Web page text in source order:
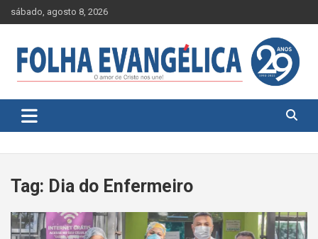
Skip
to
sábado, agosto 8, 2026
Tag: Dia do Enfermeiro